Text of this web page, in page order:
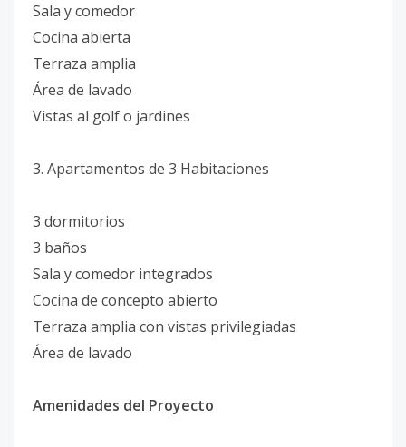
Sala y comedor
Cocina abierta
Terraza amplia
Área de lavado
Vistas al golf o jardines
3. Apartamentos de 3 Habitaciones
3 dormitorios
3 baños
Sala y comedor integrados
Cocina de concepto abierto
Terraza amplia con vistas privilegiadas
Área de lavado
Amenidades del Proyecto